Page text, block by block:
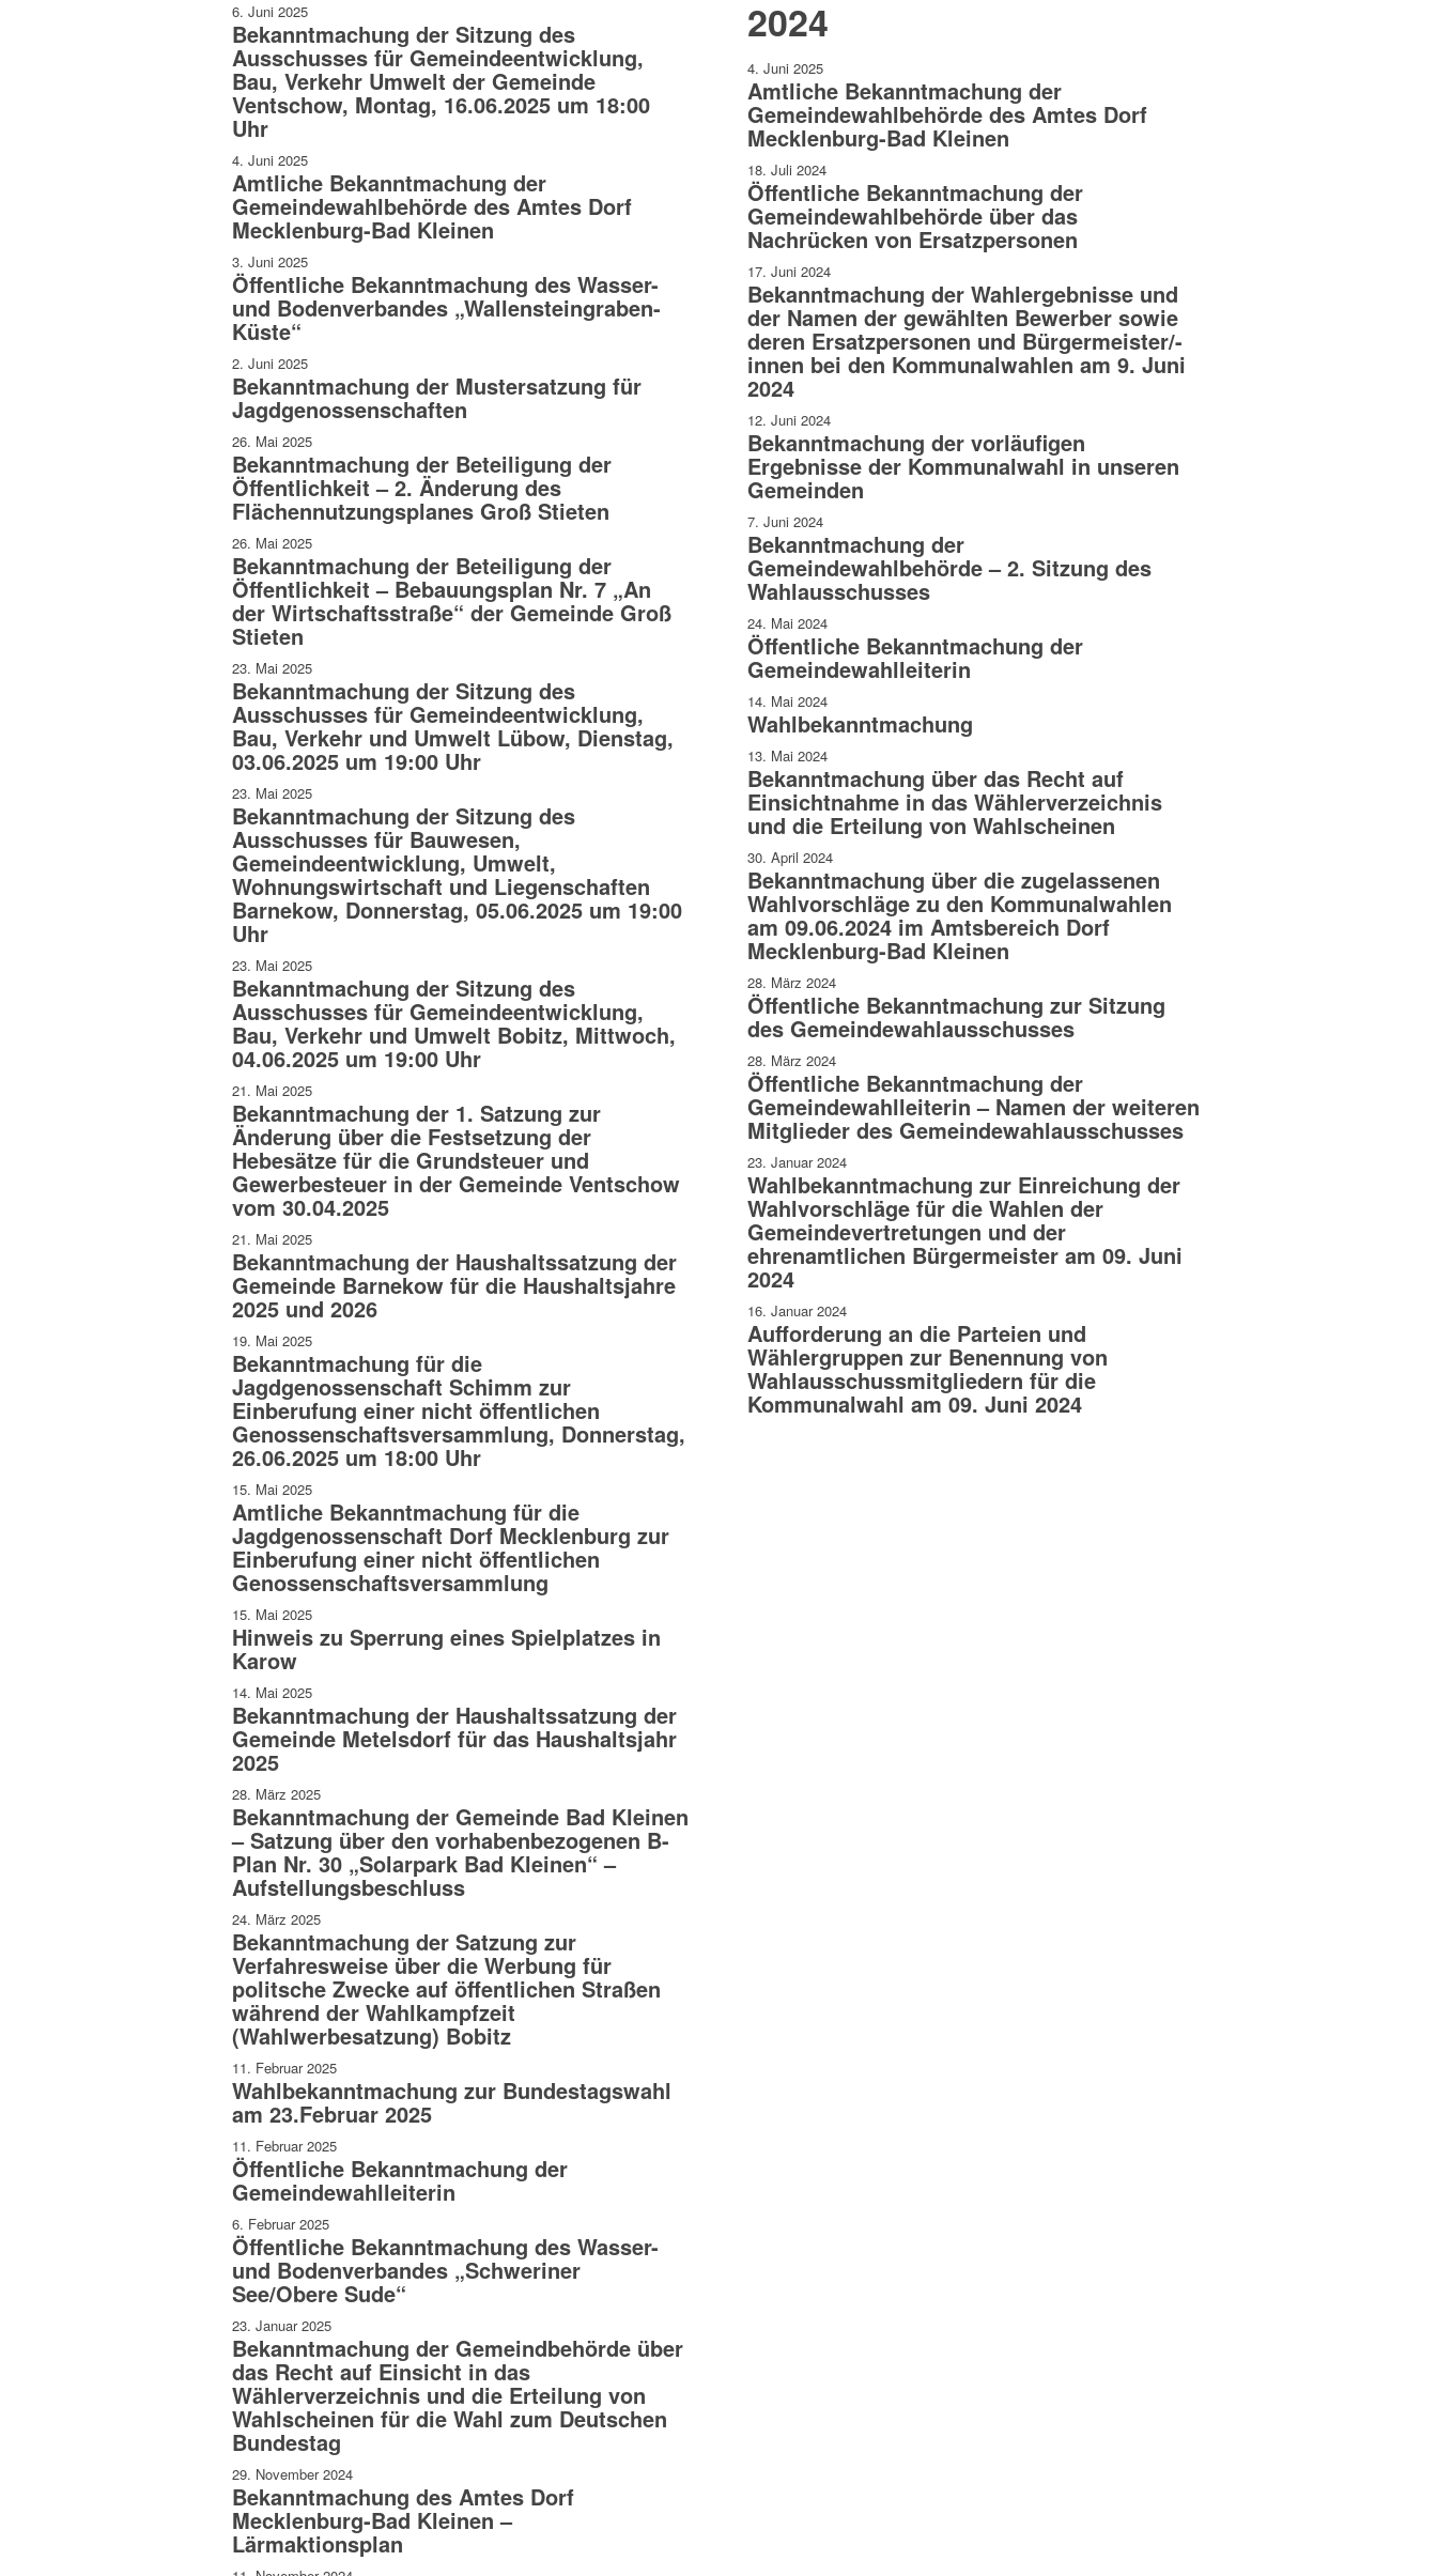
6. Juni 2025
Bekanntmachung der Sitzung des
Ausschusses für Gemeindeentwicklung,
Bau, Verkehr Umwelt der Gemeinde
Ventschow, Montag, 16.06.2025 um 18:00
Uhr
4. Juni 2025
Amtliche Bekanntmachung der
Gemeindewahlbehörde des Amtes Dorf
Mecklenburg-Bad Kleinen
3. Juni 2025
Öffentliche Bekanntmachung des Wasser-
und Bodenverbandes „Wallensteingraben-
Küste“
2. Juni 2025
Bekanntmachung der Mustersatzung für
Jagdgenossenschaften
26. Mai 2025
Bekanntmachung der Beteiligung der
Öffentlichkeit – 2. Änderung des
Flächennutzungsplanes Groß Stieten
26. Mai 2025
Bekanntmachung der Beteiligung der
Öffentlichkeit – Bebauungsplan Nr. 7 „An
der Wirtschaftsstraße“ der Gemeinde Groß
Stieten
23. Mai 2025
Bekanntmachung der Sitzung des
Ausschusses für Gemeindeentwicklung,
Bau, Verkehr und Umwelt Lübow, Dienstag,
03.06.2025 um 19:00 Uhr
23. Mai 2025
Bekanntmachung der Sitzung des
Ausschusses für Bauwesen,
Gemeindeentwicklung, Umwelt,
Wohnungswirtschaft und Liegenschaften
Barnekow, Donnerstag, 05.06.2025 um 19:00
Uhr
23. Mai 2025
Bekanntmachung der Sitzung des
Ausschusses für Gemeindeentwicklung,
Bau, Verkehr und Umwelt Bobitz, Mittwoch,
04.06.2025 um 19:00 Uhr
21. Mai 2025
Bekanntmachung der 1. Satzung zur
Änderung über die Festsetzung der
Hebesätze für die Grundsteuer und
Gewerbesteuer in der Gemeinde Ventschow
vom 30.04.2025
21. Mai 2025
Bekanntmachung der Haushaltssatzung der
Gemeinde Barnekow für die Haushaltsjahre
2025 und 2026
19. Mai 2025
Bekanntmachung für die
Jagdgenossenschaft Schimm zur
Einberufung einer nicht öffentlichen
Genossenschaftsversammlung, Donnerstag,
26.06.2025 um 18:00 Uhr
15. Mai 2025
Amtliche Bekanntmachung für die
Jagdgenossenschaft Dorf Mecklenburg zur
Einberufung einer nicht öffentlichen
Genossenschaftsversammlung
15. Mai 2025
Hinweis zu Sperrung eines Spielplatzes in
Karow
14. Mai 2025
Bekanntmachung der Haushaltssatzung der
Gemeinde Metelsdorf für das Haushaltsjahr
2025
28. März 2025
Bekanntmachung der Gemeinde Bad Kleinen
– Satzung über den vorhabenbezogenen B-
Plan Nr. 30 „Solarpark Bad Kleinen“ –
Aufstellungsbeschluss
24. März 2025
Bekanntmachung der Satzung zur
Verfahresweise über die Werbung für
politsche Zwecke auf öffentlichen Straßen
während der Wahlkampfzeit
(Wahlwerbesatzung) Bobitz
11. Februar 2025
Wahlbekanntmachung zur Bundestagswahl
am 23.Februar 2025
11. Februar 2025
Öffentliche Bekanntmachung der
Gemeindewahlleiterin
6. Februar 2025
Öffentliche Bekanntmachung des Wasser-
und Bodenverbandes „Schweriner
See/Obere Sude“
23. Januar 2025
Bekanntmachung der Gemeindbehörde über
das Recht auf Einsicht in das
Wählerverzeichnis und die Erteilung von
Wahlscheinen für die Wahl zum Deutschen
Bundestag
29. November 2024
Bekanntmachung des Amtes Dorf
Mecklenburg-Bad Kleinen –
Lärmaktionsplan
2024
4. Juni 2025
Amtliche Bekanntmachung der
Gemeindewahlbehörde des Amtes Dorf
Mecklenburg-Bad Kleinen
18. Juli 2024
Öffentliche Bekanntmachung der
Gemeindewahlbehörde über das
Nachrücken von Ersatzpersonen
17. Juni 2024
Bekanntmachung der Wahlergebnisse und
der Namen der gewählten Bewerber sowie
deren Ersatzpersonen und Bürgermeister/-
innen bei den Kommunalwahlen am 9. Juni
2024
12. Juni 2024
Bekanntmachung der vorläufigen
Ergebnisse der Kommunalwahl in unseren
Gemeinden
7. Juni 2024
Bekanntmachung der
Gemeindewahlbehörde – 2. Sitzung des
Wahlausschusses
24. Mai 2024
Öffentliche Bekanntmachung der
Gemeindewahlleiterin
14. Mai 2024
Wahlbekanntmachung
13. Mai 2024
Bekanntmachung über das Recht auf
Einsichtnahme in das Wählerverzeichnis
und die Erteilung von Wahlscheinen
30. April 2024
Bekanntmachung über die zugelassenen
Wahlvorschläge zu den Kommunalwahlen
am 09.06.2024 im Amtsbereich Dorf
Mecklenburg-Bad Kleinen
28. März 2024
Öffentliche Bekanntmachung zur Sitzung
des Gemeindewahlausschusses
28. März 2024
Öffentliche Bekanntmachung der
Gemeindewahlleiterin – Namen der weiteren
Mitglieder des Gemeindewahlausschusses
23. Januar 2024
Wahlbekanntmachung zur Einreichung der
Wahlvorschläge für die Wahlen der
Gemeindevertretungen und der
ehrenamtlichen Bürgermeister am 09. Juni
2024
16. Januar 2024
Aufforderung an die Parteien und
Wählergruppen zur Benennung von
Wahlausschussmitgliedern für die
Kommunalwahl am 09. Juni 2024